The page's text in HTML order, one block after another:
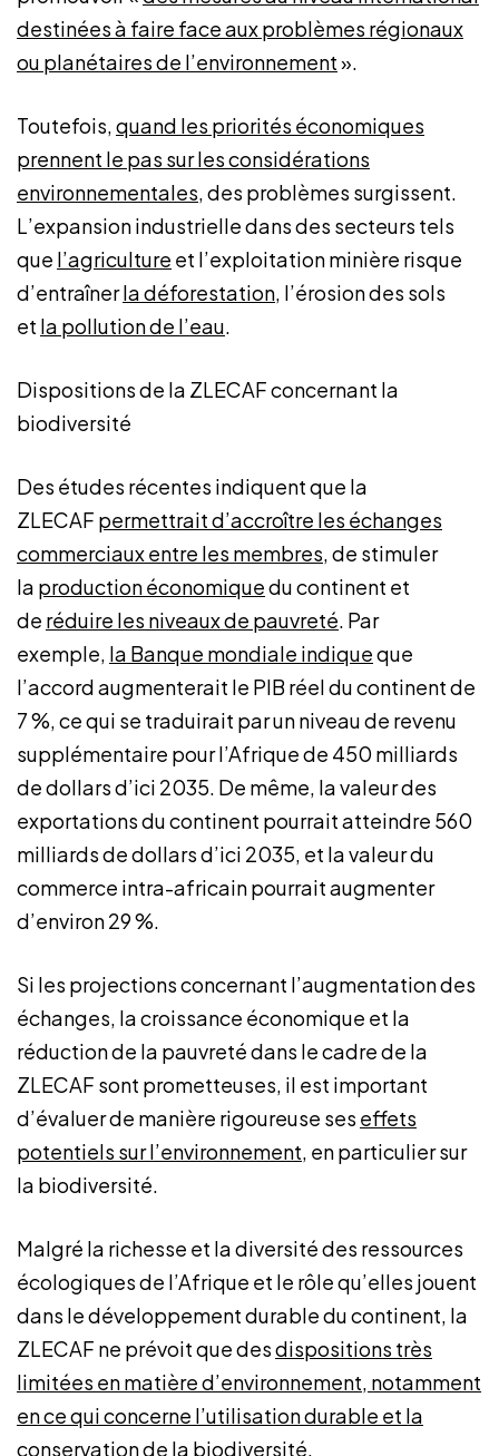
destinées à faire face aux problèmes régionaux
ou planétaires de l’environnement».
Toutefois,quand les priorités économiques
prennent le pas sur les considérations
environnementales, des problèmes surgissent.
L’expansion industrielle dans des secteurs tels
que l’agriculture et l’exploitation minière risque
d’entraînerla déforestation, l’érosion des sols
et la pollution de l’eau.
Dispositions de la ZLECAF concernant la
biodiversité
Des études récentes indiquent que la
ZLECAF permettrait d’accroître les échanges
commerciaux entre les membres, de stimuler
la production économiquedu continent et
de réduire les niveaux de pauvreté. Par
exemple, la Banque mondiale indiqueque
l’accord augmenterait le PIB réel du continent de
7 %, ce qui se traduirait par un niveau de revenu
supplémentaire pour l’Afrique de 450 milliards
de dollars d’ici 2035. De même, la valeur des
exportations du continent pourrait atteindre 560
milliards de dollars d’ici 2035, et la valeur du
commerce intra-africain pourrait augmenter
d’environ 29 %.
Si les projections concernant l’augmentation des
échanges, la croissance économique et la
réduction de la pauvreté dans le cadre de la
ZLECAF sont prometteuses, il est important
d’évaluer de manière rigoureuse ses effets
potentiels sur l’environnement, en particulier sur
la biodiversité.
Malgré la richesse et la diversité des ressources
écologiques de l’Afrique et le rôle qu’elles jouent
dans le développement durable du continent, la
ZLECAF ne prévoit que desdispositions très
limitées en matière d’environnement, notamment
en ce qui concerne l’utilisation durable et la
conservation de la biodiversité.